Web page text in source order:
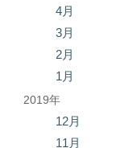
4月
3月
2月
1月
2019年
12月
11月